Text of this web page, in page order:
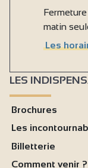
matin
Les
LES
Brochures
Les
Billetterie
Comment venir ?